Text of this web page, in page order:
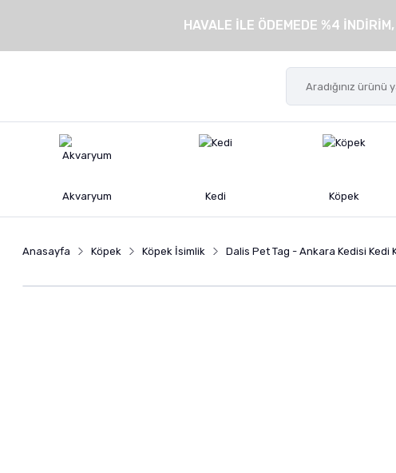
HAVALE İLE ÖDEMEDE %4
Akvaryum Kedi Köpek
Anasayfa Köpek Köpek İsimlik Dalis Pet Tag - Ankara Kedisi Kedi